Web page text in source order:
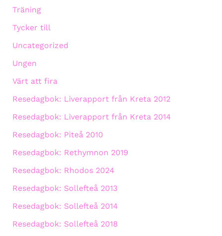
Träning
Tycker till
Uncategorized
Ungen
Värt att fira
Resedagbok: Liverapport från Kreta 2012
Resedagbok: Liverapport från Kreta 2014
Resedagbok: Piteå 2010
Resedagbok: Rethymnon 2019
Resedagbok: Rhodos 2024
Resedagbok: Sollefteå 2013
Resedagbok: Sollefteå 2014
Resedagbok: Sollefteå 2018